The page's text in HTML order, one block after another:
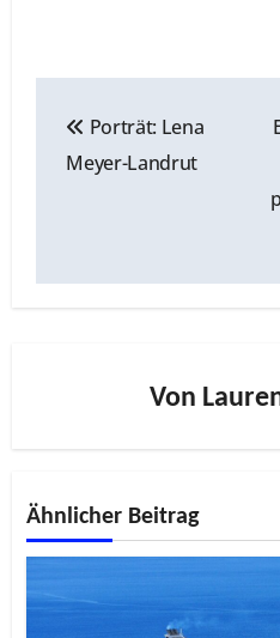
Porträt: Lena
Meyer-Landrut
Von
Ähnlicher Beitrag